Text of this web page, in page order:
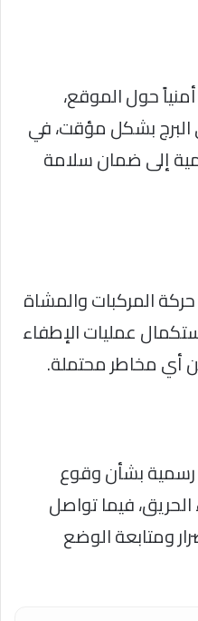
حول الموقع،
البرج بشكل مؤقت، في
إلى ضمان سلامة
حركة المركبات والمشاة
عمليات الإطفاء
أي مخاطر محتملة.
رسمية بشأن وقوع
فيما تواصل
ومتابعة الوضع